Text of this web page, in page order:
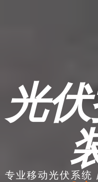
光
专业移动光伏系统